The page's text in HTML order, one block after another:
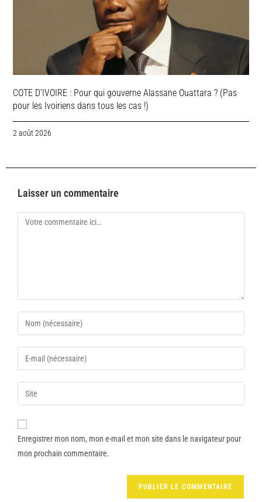
COTE D’IVOIRE : Pour qui gouverne Alassane Ouattara ? (Pas
pour les Ivoiriens dans tous les cas !)
2 août 2026
Laisser un commentaire
Enregistrer mon nom, mon e-mail et mon site dans le navigateur pour
mon prochain commentaire.